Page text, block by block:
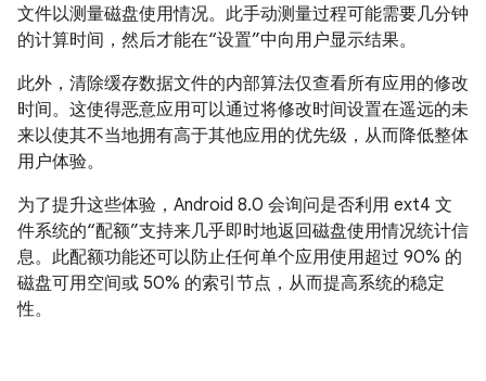
文件以测量磁盘使用情况。此手动测量过程可能需要几分钟
的计算时间，然后才能在“设置”中向用户显示结果。
此外，清除缓存数据文件的内部算法仅查看所有应用的修改
时间。这使得恶意应用可以通过将修改时间设置在遥远的未
来以使其不当地拥有高于其他应用的优先级，从而降低整体
用户体验。
为了提升这些体验，Android 8.0 会询问是否利用 ext4 文
件系统的“配额”支持来几乎即时地返回磁盘使用情况统计信
息。此配额功能还可以防止任何单个应用使用超过 90% 的
磁盘可用空间或 50% 的索引节点，从而提高系统的稳定
性。